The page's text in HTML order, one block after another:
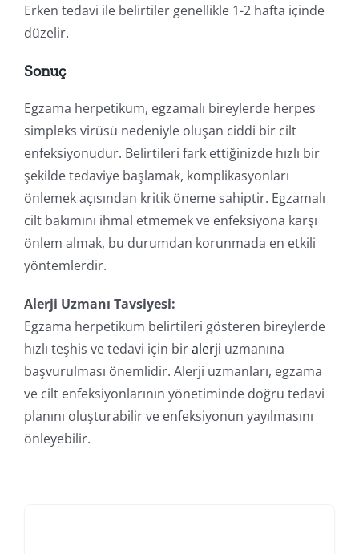
Erken tedavi ile belirtiler genellikle 1-2 hafta içinde
düzelir.
Sonuç
Egzama herpetikum, egzamalı bireylerde herpes
simpleks virüsü nedeniyle oluşan ciddi bir cilt
enfeksiyonudur. Belirtileri fark ettiğinizde hızlı bir
şekilde tedaviye başlamak, komplikasyonları
önlemek açısından kritik öneme sahiptir. Egzamalı
cilt bakımını ihmal etmemek ve enfeksiyona karşı
önlem almak, bu durumdan korunmada en etkili
yöntemlerdir.
Alerji Uzmanı Tavsiyesi:
Egzama herpetikum belirtileri gösteren bireylerde
hızlı teşhis ve tedavi için biralerji uzmanına
başvurulması önemlidir. Alerji uzmanları, egzama
ve cilt enfeksiyonlarının yönetiminde doğru tedavi
planını oluşturabilir ve enfeksiyonun yayılmasını
önleyebilir.